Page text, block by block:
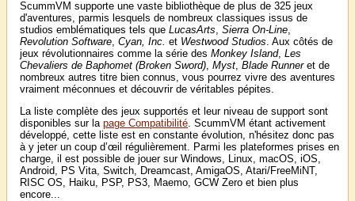
ScummVM supporte une vaste bibliothèque de plus de 325 jeux
d'aventures, parmis lesquels de nombreux classiques issus de
studios emblématiques tels que LucasArts, Sierra On-Line,
Revolution Software, Cyan, Inc. et Westwood Studios. Aux côtés de
jeux révolutionnaires comme la série des Monkey Island, Les
Chevaliers de Baphomet (Broken Sword), Myst, Blade Runneret de
nombreux autres titre bien connus, vous pourrez vivre des aventures
vraiment méconnues et découvrir de véritables pépites.
La liste complète des jeux supportés et leur niveau de support sont
disponibles sur la page Compatibilité . ScummVM étant activement
développé, cette liste est en constante évolution, n'hésitez donc pas
à y jeter un coup d’œil régulièrement. Parmi les plateformes prises en
charge, il est possible de jouer sur Windows, Linux, macOS, iOS,
Android, PS Vita, Switch, Dreamcast, AmigaOS, Atari/FreeMiNT,
RISC OS, Haiku, PSP, PS3, Maemo, GCW Zero et bien plus
encore...